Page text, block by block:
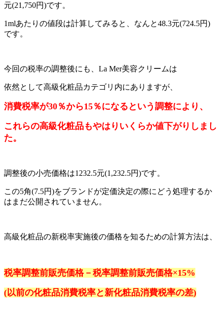
元(21,750円)です。
1mlあたりの値段は計算してみると、なんと48.3元(724.5円)
です。
今回の税率の調整後にも、La Mer美容クリームは
依然として高級化粧品カテゴリ内にありますが、
消費税率が30％から15％になるという調整により、
これらの高級化粧品もやはりいくらか値下がりしまし
た。
調整後の小売価格は1232.5元(1,232.5円)です。
この5角(7.5円)をブランドが定価決定の際にどう処理するか
はまだ公開されていません。
高級化粧品の新税率実施後の価格を知るための計算方法は、
税率調整前販売価格－税率調整前販売価格×15%
(以前の化粧品消費税率と新化粧品消費税率の差)